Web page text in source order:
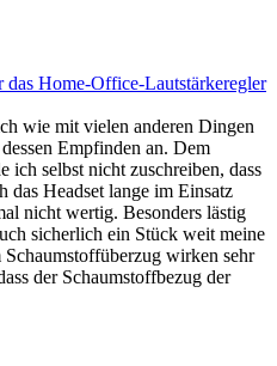
wie mit vielen anderen Dingen
Empfinden an. Dem
ich selbst nicht zuschreiben, dass
das Headset lange im Einsatz
nicht wertig. Besonders lästig
sicherlich ein Stück weit meine
wirken sehr
der Schaumstoffbezug der